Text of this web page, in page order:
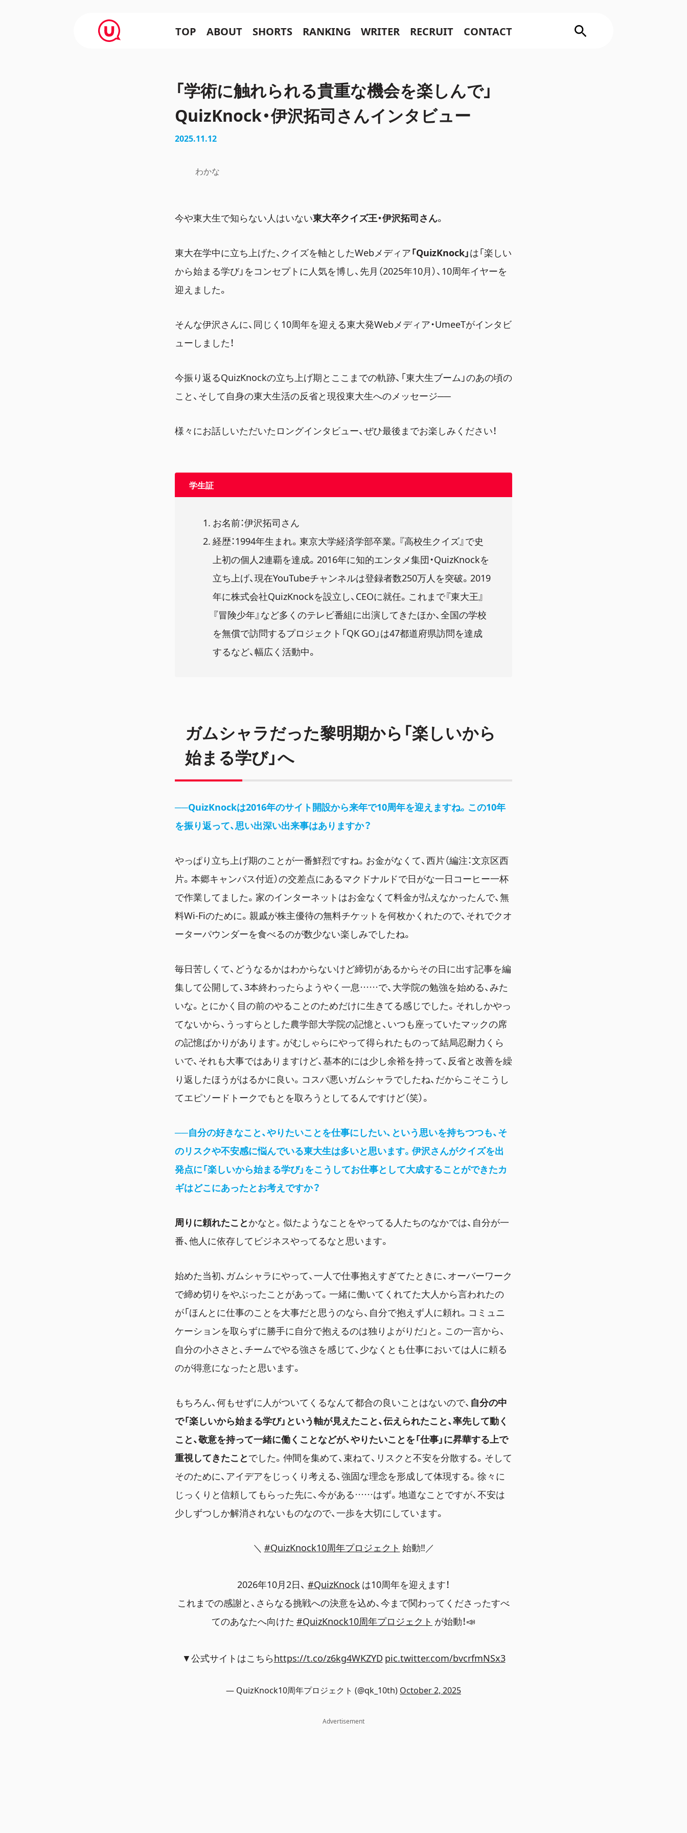
TOP ABOUT SHORTS RANKING WRITER RECRUIT CONTACT
「学術に触れられる貴重な機会を楽しんで」
QuizKnock・伊沢拓司さんインタビュー
2025.11.12
わかな
今や東大生で知らない人はいない東大卒クイズ王・伊沢拓司さん。
東大在学中に立ち上げた、クイズを軸としたWebメディア「QuizKnock」は「楽しい
から始まる学び」をコンセプトに人気を博し、先月（2025年10月）、10周年イヤーを
迎えました。
そんな伊沢さんに、同じく10周年を迎える東大発Webメディア・UmeeTがインタビ
ューしました！
今振り返るQuizKnockの立ち上げ期とここまでの軌跡、「東大生ブーム」のあの頃の
こと、そして自身の東大生活の反省と現役東大生へのメッセージ──
様々にお話しいただいたロングインタビュー、ぜひ最後までお楽しみください！
学生証
お名前：伊沢拓司さん
経歴：1994年生まれ。東京大学経済学部卒業。『高校生クイズ』で史
上初の個人2連覇を達成。2016年に知的エンタメ集団・QuizKnockを
立ち上げ、現在YouTubeチャンネルは登録者数250万人を突破。2019
年に株式会社QuizKnockを設立し、CEOに就任。これまで『東大王』
『冒険少年』など多くのテレビ番組に出演してきたほか、全国の学校
を無償で訪問するプロジェクト「QK GO」は47都道府県訪問を達成
するなど、幅広く活動中。
ガムシャラだった黎明期から「楽しいから
始まる学び」へ
──QuizKnockは2016年のサイト開設から来年で10周年を迎えますね。この10年
を振り返って、思い出深い出来事はありますか？
やっぱり立ち上げ期のことが一番鮮烈ですね。お金がなくて、西片（編注：文京区西
片。本郷キャンパス付近）の交差点にあるマクドナルドで日がな一日コーヒー一杯
で作業してました。家のインターネットはお金なくて料金が払えなかったんで、無
料Wi-Fiのために。親戚が株主優待の無料チケットを何枚かくれたので、それでクオ
ーターパウンダーを食べるのが数少ない楽しみでしたね。
毎日苦しくて、どうなるかはわからないけど締切があるからその日に出す記事を編
集して公開して、3本終わったらようやく一息……で、大学院の勉強を始める、みた
いな。とにかく目の前のやることのためだけに生きてる感じでした。それしかやっ
てないから、うっすらとした農学部大学院の記憶と、いつも座っていたマックの席
の記憶ばかりがあります。がむしゃらにやって得られたものって結局忍耐力くら
いで、それも大事ではありますけど、基本的には少し余裕を持って、反省と改善を繰
り返したほうがはるかに良い。コスパ悪いガムシャラでしたね、だからこそこうし
てエピソードトークでもとを取ろうとしてるんですけど（笑）。
──自分の好きなこと、やりたいことを仕事にしたい、という思いを持ちつつも、そ
のリスクや不安感に悩んでいる東大生は多いと思います。伊沢さんがクイズを出
発点に「楽しいから始まる学び」をこうしてお仕事として大成することができたカ
ギはどこにあったとお考えですか？
周りに頼れたことかなと。似たようなことをやってる人たちのなかでは、自分が一
番、他人に依存してビジネスやってるなと思います。
始めた当初、ガムシャラにやって、一人で仕事抱えすぎてたときに、オーバーワーク
で締め切りをやぶったことがあって。一緒に働いてくれてた大人から言われたの
が「ほんとに仕事のことを大事だと思うのなら、自分で抱えず人に頼れ。コミュニ
ケーションを取らずに勝手に自分で抱えるのは独りよがりだ」と。この一言から、
自分の小ささと、チームでやる強さを感じて、少なくとも仕事においては人に頼る
のが得意になったと思います。
もちろん、何もせずに人がついてくるなんて都合の良いことはないので、 自分の中
で「楽しいから始まる学び」という軸が見えたこと、伝えられたこと、率先して動く
こと、敬意を持って一緒に働くことなどが、やりたいことを「仕事」に昇華する上で
重視してきたことでした。仲間を集めて、束ねて、リスクと不安を分散する。そして
そのために、アイデアをじっくり考える、強固な理念を形成して体現する。徐々に
じっくりと信頼してもらった先に、今がある……はず。地道なことですが、不安は
少しずつしか解消されないものなので、一歩を大切にしています。
＼ #QuizKnock10周年プロジェクト 始動‼️／
2026年10月2日、 #QuizKnockは10周年を迎えます！
これまでの感謝と、さらなる挑戦への決意を込め、今まで関わってくださったすべ
てのあなたへ向けた #QuizKnock10周年プロジェクト が始動！📣
▼公式サイトはこちらhttps://t.co/z6kg4WKZYD pic.twitter.com/bvcrfmNSx3
— QuizKnock10周年プロジェクト (@qk_10th) October 2, 2025
Advertisement